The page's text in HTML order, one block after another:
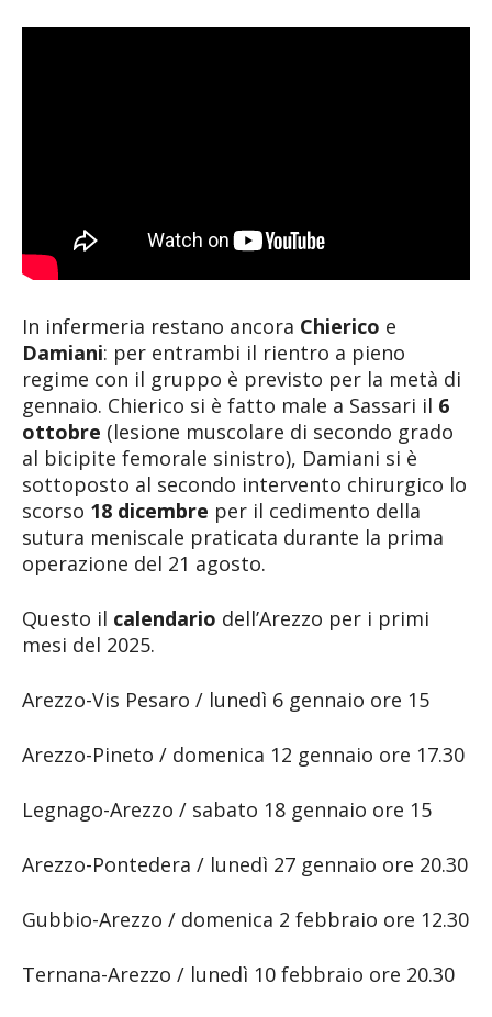
In infermeria restano ancora Chierico e
Damiani: per entrambi il rientro a pieno
regime con il gruppo è previsto per la metà di
gennaio. Chierico si è fatto male a Sassari il 6
ottobre (lesione muscolare di secondo grado
al bicipite femorale sinistro), Damiani si è
sottoposto al secondo intervento chirurgico lo
scorso 18 dicembre per il cedimento della
sutura meniscale praticata durante la prima
operazione del 21 agosto.
Questo il calendario dell’Arezzo per i primi
mesi del 2025.
Arezzo-Vis Pesaro / lunedì 6 gennaio ore 15
Arezzo-Pineto / domenica 12 gennaio ore 17.30
Legnago-Arezzo / sabato 18 gennaio ore 15
Arezzo-Pontedera / lunedì 27 gennaio ore 20.30
Gubbio-Arezzo / domenica 2 febbraio ore 12.30
Ternana-Arezzo / lunedì 10 febbraio ore 20.30